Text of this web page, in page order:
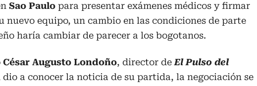
Sao Paulo para presentar exámenes médicos y firmar
nuevo equipo, un cambio en las condiciones de parte
haría cambiar de parecer a los bogotanos.
César Augusto Londoño, director deEl Pulso del
a conocer la noticia de su partida, la negociación se